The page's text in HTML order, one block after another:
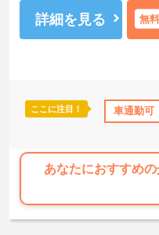
社会保険完備 交通
詳細を見る 無
ここに注目！ 車通勤可
あなたにおすすめ